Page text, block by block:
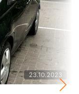
23.10.2023